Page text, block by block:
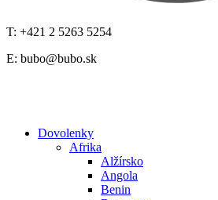
T: +421 2 5263 5254
E: bubo@bubo.sk
Dovolenky
Afrika
Alžírsko
Angola
Benin